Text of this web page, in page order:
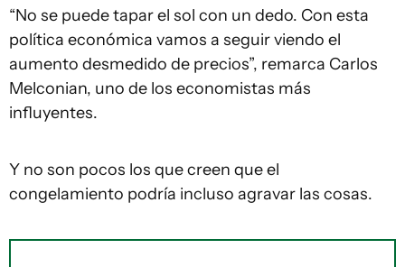
“No se puede tapar el sol con un dedo. Con esta
política económica vamos a seguir viendo el
aumento desmedido de precios”, remarca Carlos
Melconian, uno de los economistas más
influyentes.
Y no son pocos los que creen que el
congelamiento podría incluso agravar las cosas.